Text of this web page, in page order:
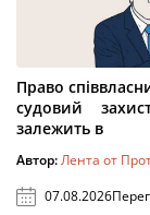
Право
судовий
залежить в
Автор:Лента от
07.08.2026